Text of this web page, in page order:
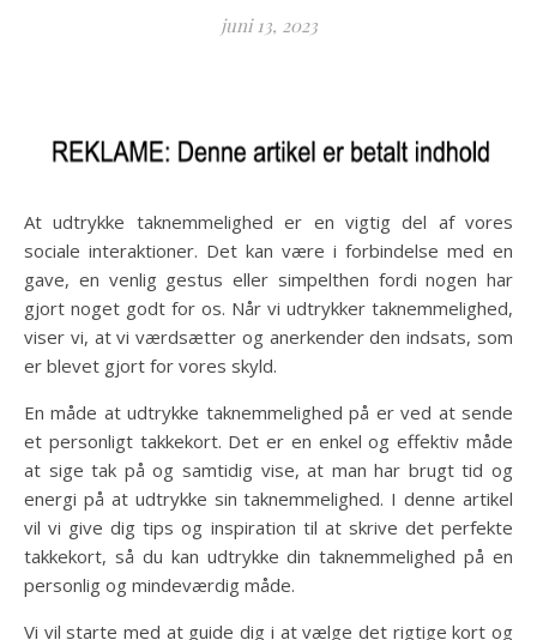
juni 13, 2023
At udtrykke taknemmelighed er en vigtig del af vores
sociale interaktioner. Det kan være i forbindelse med en
gave, en venlig gestus eller simpelthen fordi nogen har
gjort noget godt for os. Når vi udtrykker taknemmelighed,
viser vi, at vi værdsætter og anerkender den indsats, som
er blevet gjort for vores skyld.
En måde at udtrykke taknemmelighed på er ved at sende
et personligt takkekort. Det er en enkel og effektiv måde
at sige tak på og samtidig vise, at man har brugt tid og
energi på at udtrykke sin taknemmelighed. I denne artikel
vil vi give dig tips og inspiration til at skrive det perfekte
takkekort, så du kan udtrykke din taknemmelighed på en
personlig og mindeværdig måde.
Vi vil starte med at guide dig i at vælge det rigtige kort og